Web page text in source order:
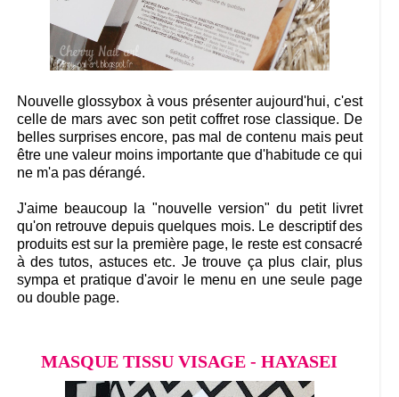
Nouvelle glossybox à vous présenter aujourd'hui, c'est
celle de mars avec son petit coffret rose classique. De
belles surprises encore, pas mal de contenu mais peut
être une valeur moins importante que d'habitude ce qui
ne m'a pas dérangé.
J'aime beaucoup la "nouvelle version" du petit livret
qu'on retrouve depuis quelques mois. Le descriptif des
produits est sur la première page, le reste est consacré
à des tutos, astuces etc. Je trouve ça plus clair, plus
sympa et pratique d'avoir le menu en une seule page
ou double page.
MASQUE TISSU VISAGE - HAYASEI